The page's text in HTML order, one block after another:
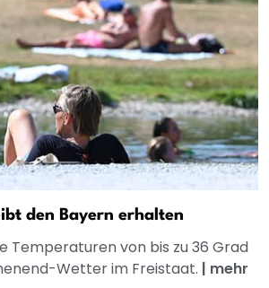
den Bayern erhalten
Temperaturen von bis zu 36 Grad
Wetter im Freistaat. | mehr